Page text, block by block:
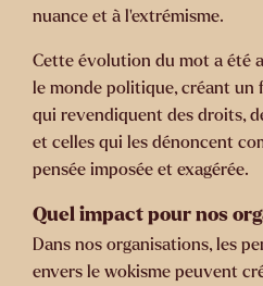
nuance et à l’extrémisme.
Cette évolution du mot a été
le monde politique, créant un
qui revendiquent des droits,
et celles qui les dénoncent
pensée imposée et exagérée.
Quel impact pour nos
Dans nos organisations, les
envers le wokisme peuvent